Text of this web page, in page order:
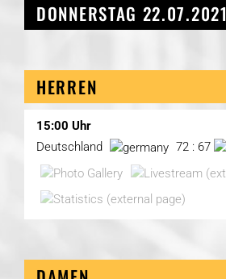
DONNERSTAG 22.07.2021
HERREN
15:00 Uhr
Deutschland
72 : 67